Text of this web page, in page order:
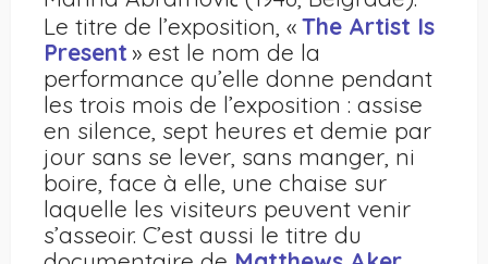
Le titre de l’exposition, «The Artist Is
Present » est le nom de la
performance qu’elle donne pendant
les trois mois de l’exposition : assise
en silence, sept heures et demie par
jour sans se lever, sans manger, ni
boire, face à elle, une chaise sur
laquelle les visiteurs peuvent venir
s’asseoir. C’est aussi le titre du